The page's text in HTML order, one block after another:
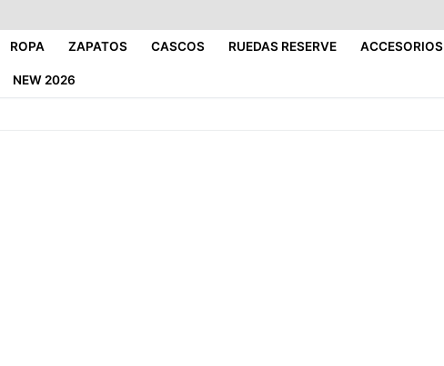
ROPA ZAPATOS CASCOS RUEDAS RESERVE ACCESORIOS
NEW 2026